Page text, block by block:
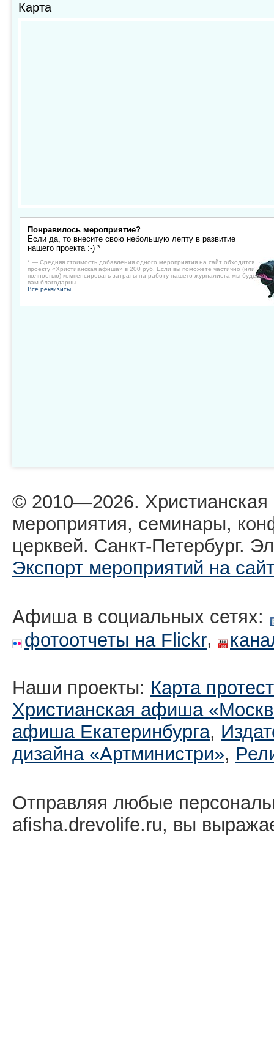
Карта
Понравилось мероприятие?
Если да, то внесите свою небольшую лепту в развитие
нашего проекта :-) *
* — Средняя стоимость добавления одного мероприятия на сайт обходится
проекту «Христианская афиша» в 200 руб. Если вы поможете частично (или
полностью) компенсировать затраты на работу нашего журналиста мы будем
вам благодарны.
Все реквизиты
© 2010—2026.
мероприятия, семинары,
церквей. Санкт-Петербург.
Экспорт мероприятий на сайт
Афиша в социальных сетях:
фотоотчеты на Flickr,
Наши проекты: Карта
Христианская афиша
афиша Екатеринбургa,
дизайна «Артминистри»,
Отправляя любые
afisha.drevolife.ru, вы